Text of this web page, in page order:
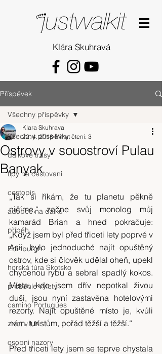
Klára Skuhravá
Příspěvek
Všechny příspěvky
dalkove trasy
tipy na cestovani
cestopis
adopce na dálku
příběh
Edinburgh
horská túra Skotsko
probehle vylety
camino Portugues
zivot v UK
osobni nazory
Všechny příspěvky
Ostrovy v souostroví Pulau
Banyak
Klara Skuhrava
22. 4. 2018 Minut čtení: 3
„Tak si říkám, že tu planetu pěkně
ničíme,“ začne svůj monolog můj
kamarád Brian a hned pokračuje:
„Když jsem byl před třiceti lety poprvé v
Asii, bylo jednoduché najít opuštěný
ostrov, kde si člověk udělal oheň, upekl
chycenou rybu a sebral spadlý kokos.
Místa, kde jsem dřív nepotkal živou
duši, jsou nyní zastavěna hotelovými
rezorty. Najít opuštěné místo je, kvůli
nám, turistům, pořád těžší a těžší.“
Před třiceti lety jsem se teprve chystala